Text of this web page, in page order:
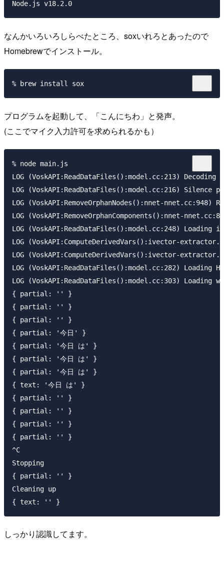
なんかいろいろしらべたところ、soxいれろとあったので
Homebrewでインストール。
プログラムを起動して、「こんにちわ」と発声。
(ここでマイク入力許可を求められるかも）
% node main.js
LOG (VoskAPI:ReadDataFiles():model.cc:213) Decoding
LOG (VoskAPI:ReadDataFiles():model.cc:216) Silence
LOG (VoskAPI:RemoveOrphanNodes():nnet-nnet.cc:948)
LOG (VoskAPI:RemoveOrphanComponents():nnet-
LOG (VoskAPI:ReadDataFiles():model.cc:248)
LOG (VoskAPI:ComputeDerivedVars():ivector-
LOG (VoskAPI:ComputeDerivedVars():ivector-
LOG (VoskAPI:ReadDataFiles():model.cc:282)
LOG (VoskAPI:ReadDataFiles():model.cc:303)
{ partial: '' }
{ partial: '' }
{ partial: '' }
{ partial: '今日' }
{ partial: '今日 は' }
{ partial: '今日 は' }
{ partial: '今日 は' }
{ text: '今日 は' }
{ partial: '' }
{ partial: '' }
{ partial: '' }
{ partial: '' }
^C
Stopping
{ partial: '' }
Cleaning up
しっかり認識してます。